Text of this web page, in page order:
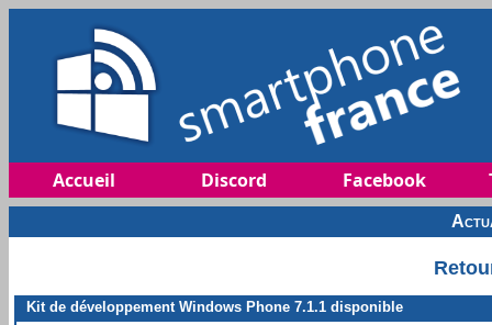
Accueil Discord Facebook
Kit de développement Windows Phone 7.1.1 disponible